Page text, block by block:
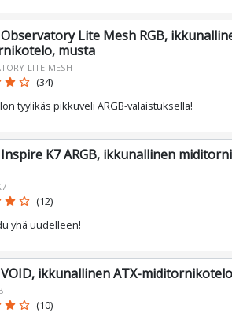
Lite Mesh RGB,
musta
LITE-MESH
star star_border (34)
tyylikäs pikkuveli ARGB-valaistuksella!
K7 ARGB, ikkunallinen
star star_border (12)
yhä uudelleen!
ikkunallinen ATX-
star star_border (10)